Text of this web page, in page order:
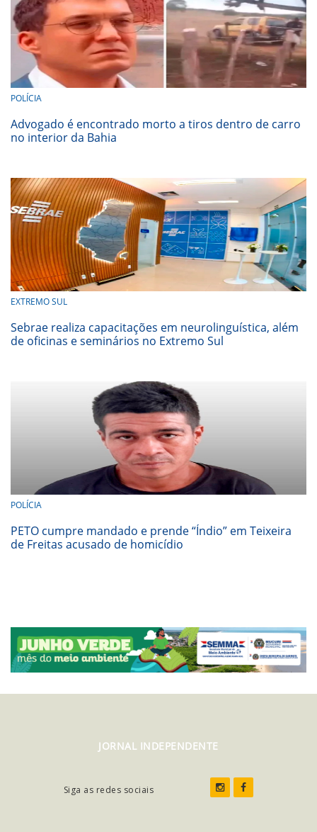
POLÍCIA
Advogado é encontrado morto a tiros dentro de carro
no interior da Bahia
EXTREMO SUL
Sebrae realiza capacitações em neurolinguística, além
de oficinas e seminários no Extremo Sul
POLÍCIA
PETO cumpre mandado e prende “Índio” em Teixeira
de Freitas acusado de homicídio
JORNAL INDEPENDENTE
Siga as redes sociais